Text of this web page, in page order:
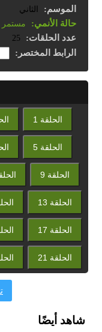
الموسم: الثاني
حالة الأنمي:
عدد الحلقات: 25
الرابط المختصر:
الحلقة 1
الحلقة 5
الحلقة 9
الحلقة 13
الحلقة 17
الحلقة 21
شاهد أيضًا